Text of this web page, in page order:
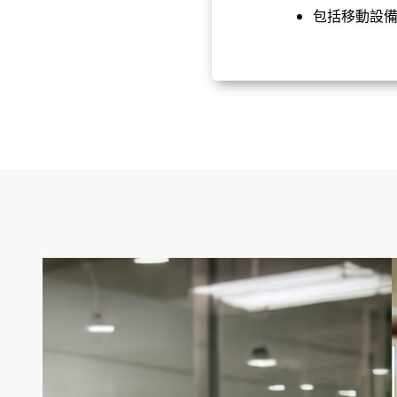
包括移動設